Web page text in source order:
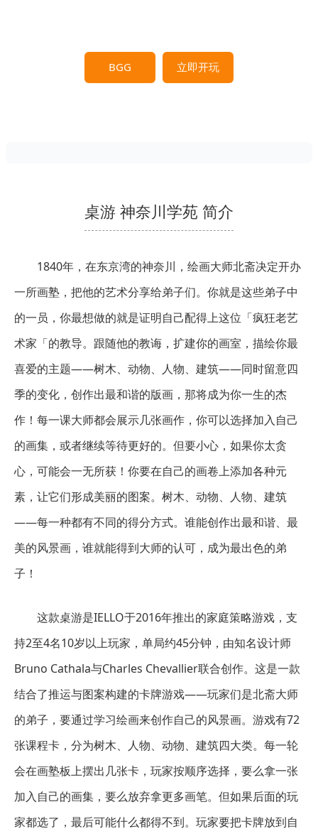
BGG 立即开玩
桌游 神奈川学苑 简介
1840年，在东京湾的神奈川，绘画大师北斋决定开办
一所画塾，把他的艺术分享给弟子们。你就是这些弟子中
的一员，你最想做的就是证明自己配得上这位「疯狂老艺
术家「的教导。跟随他的教诲，扩建你的画室，描绘你最
喜爱的主题——树木、动物、人物、建筑——同时留意四
季的变化，创作出最和谐的版画，那将成为你一生的杰
作！每一课大师都会展示几张画作，你可以选择加入自己
的画集，或者继续等待更好的。但要小心，如果你太贪
心，可能会一无所获！你要在自己的画卷上添加各种元
素，让它们形成美丽的图案。树木、动物、人物、建筑
——每一种都有不同的得分方式。谁能创作出最和谐、最
美的风景画，谁就能得到大师的认可，成为最出色的弟
子！
这款桌游是IELLO于2016年推出的家庭策略游戏，支
持2至4名10岁以上玩家，单局约45分钟，由知名设计师
Bruno Cathala与Charles Chevallier联合创作。这是一款
结合了推运与图案构建的卡牌游戏——玩家们是北斋大师
的弟子，要通过学习绘画来创作自己的风景画。游戏有72
张课程卡，分为树木、人物、动物、建筑四大类。每一轮
会在画塾板上摆出几张卡，玩家按顺序选择，要么拿一张
加入自己的画集，要么放弃拿更多画笔。但如果后面的玩
家都选了，最后可能什么都得不到。玩家要把卡牌放到自